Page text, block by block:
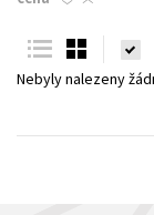
Young adult (SK)
Nebyly nalezeny